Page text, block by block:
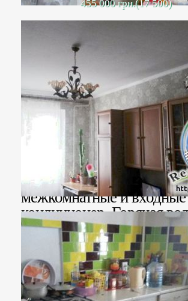
455 000 грн.(17 500)
Продается 2-комн.
девятиэтажном доме.
19кв.м. и 17 кв.м, кухня
водопроводные трубы и
паркет в хорошем
межкомнатные и входные
кондиционер, Горячая
на две квартиры. Окна
отличном состоянии.
(Пролетарском)
рынок, школа, детский
супермаркет, море в